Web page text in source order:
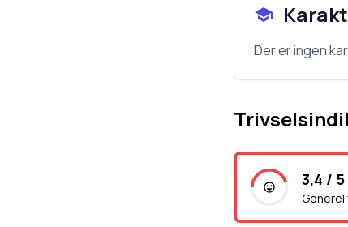
Der er ingen
3,4 / 5
Generel